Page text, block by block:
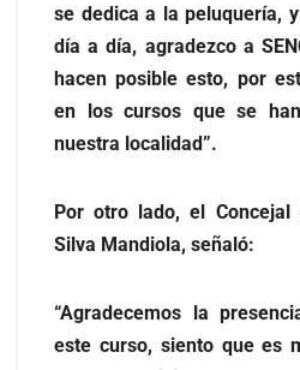
se dedica a la peluquería,
día a día, agradezco a
hacen posible esto, por
en los cursos que se
nuestra localidad”.
Por otro lado, el
Silva Mandiola, señaló:
“Agradecemos la
este curso, siento que es